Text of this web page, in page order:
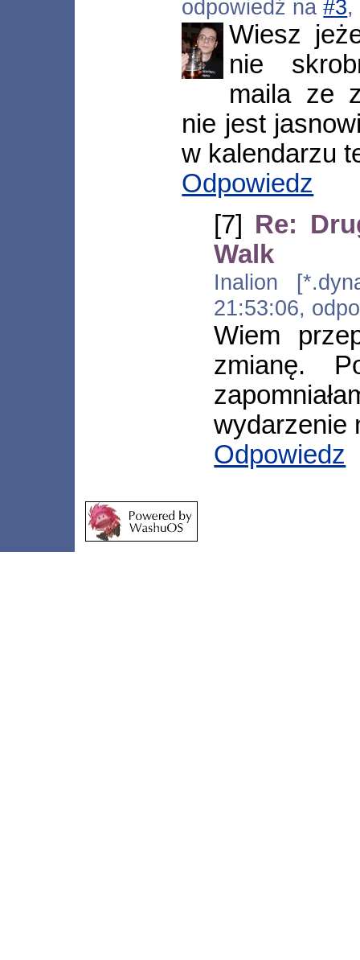
odpowiedź na#3,
Wiesz
nie
maila ze
nie jest
w kalendarzu
Odpowiedz
[7] Re:
Walk
Inalion
21:53:06,
Wiem
zmianę.
wydarzenie
Odpowiedz